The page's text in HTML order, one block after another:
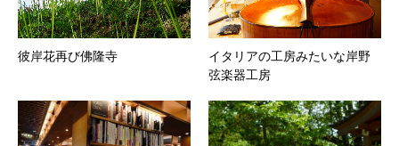
彼岸花再び佛隆寺
イタリアの工房みたいな岸野
弦楽器工房